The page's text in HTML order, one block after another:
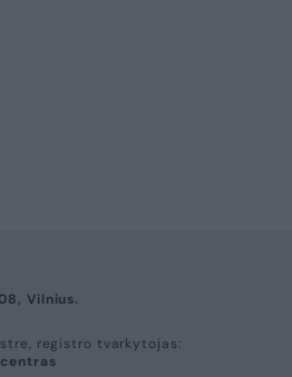
Vilnius.
registro tvarkytojas: